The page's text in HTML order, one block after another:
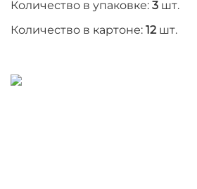
Количество в упаковке: 3 шт.
Количество в картоне: 12 шт.